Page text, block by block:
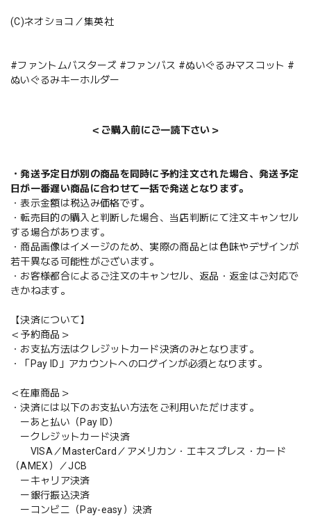
(C)ネオショコ／集英社
#ファントムバスターズ #ファンバス #ぬいぐるみマスコット #
ぬいぐるみキーホルダー
＜ご購入前にご一読下さい＞
・発送予定日が別の商品を同時に予約注文された場合、発送予定
日が一番遅い商品に合わせて一括で発送となります。
・表示金額は税込み価格です。
・転売目的の購入と判断した場合、当店判断にて注文キャンセル
する場合があります。
・商品画像はイメージのため、実際の商品とは色味やデザインが
若干異なる可能性がございます。
・お客様都合によるご注文のキャンセル、返品・返金はご対応で
きかねます。
【決済について】
＜予約商品＞
・お支払方法はクレジットカード決済のみとなります。
・「Pay ID」アカウントへのログインが必須となります。
＜在庫商品＞
・決済には以下のお支払い方法をご利用いただけます。
ーあと払い（Pay ID）
ークレジットカード決済
VISA／MasterCard／アメリカン・エキスプレス・カード
（AMEX）／JCB
ーキャリア決済
ー銀行振込決済
ーコンビニ（Pay-easy）決済